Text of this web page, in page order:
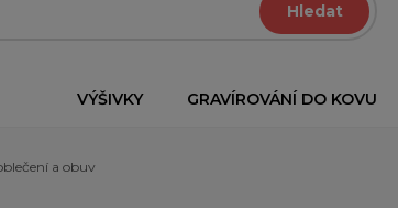
Hledat
VÝŠIVKY GRAVÍROVÁNÍ DO KOVU
a obuv